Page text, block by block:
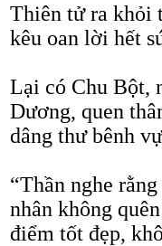
Thiên tử ra khỏi
kêu oan lời hết
Lại có Chu Bột,
Dương, quen
dâng thư bênh
“Thần nghe
nhân không
điểm tốt đẹp,